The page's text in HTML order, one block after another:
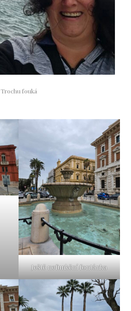
Trochu fouká
Ještě nefunkční fontánka